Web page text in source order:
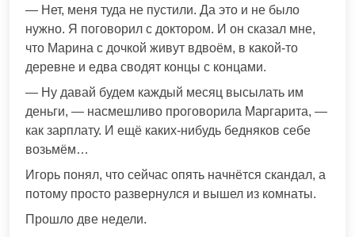
— Нет, меня туда не пустили. Да это и не было
нужно. Я поговорил с доктором. И он сказал мне,
что Марина с дочкой живут вдвоём, в какой-то
деревне и едва сводят концы с концами.
— Ну давай будем каждый месяц высылать им
деньги, — насмешливо проговорила Маргарита, —
как зарплату. И ещё каких-нибудь бедняков себе
возьмём…
Игорь понял, что сейчас опять начнётся скандал, а
потому просто развернулся и вышел из комнаты.
Прошло две недели.